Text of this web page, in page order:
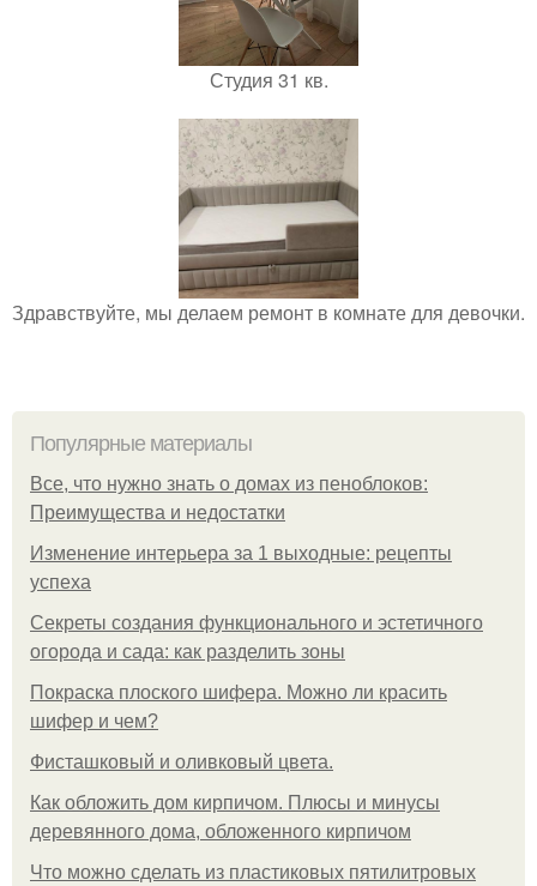
Студия 31 кв.
Здравствуйте, мы делаем ремонт в комнате для девочки.
Популярные материалы
Все, что нужно знать о домах из пеноблоков:
Преимущества и недостатки
Изменение интерьера за 1 выходные: рецепты
успеха
Секреты создания функционального и эстетичного
огорода и сада: как разделить зоны
Покраска плоского шифера. Можно ли красить
шифер и чем?
Фисташковый и оливковый цвета.
Как обложить дом кирпичом. Плюсы и минусы
деревянного дома, обложенного кирпичом
Что можно сделать из пластиковых пятилитровых